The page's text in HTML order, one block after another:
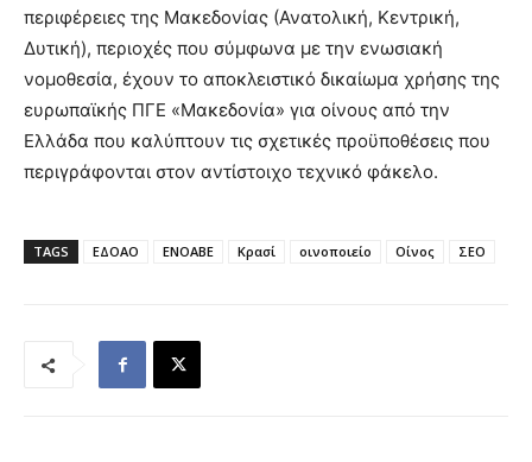
περιφέρειες της Μακεδονίας (Ανατολική, Κεντρική,
Δυτική), περιοχές που σύμφωνα με την ενωσιακή
νομοθεσία, έχουν το αποκλειστικό δικαίωμα χρήσης της
ευρωπαϊκής ΠΓΕ «Μακεδονία» για οίνους από την
Ελλάδα που καλύπτουν τις σχετικές προϋποθέσεις που
περιγράφονται στον αντίστοιχο τεχνικό φάκελο.
TAGS ΕΔΟΑΟ ΕΝΟΑΒΕ Κρασί οινοποιείο Οίνος ΣΕΟ